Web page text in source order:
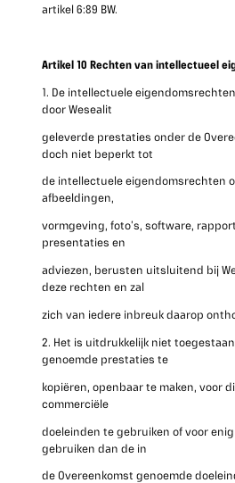
artikel 6:89 BW.
Artikel 10 Rechten van intellectueel
1. De intellectuele
door Wesealit
geleverde prestaties onder de
doch niet beperkt tot
de intellectuele eigendomsrechten
afbeeldingen,
vormgeving, foto’s, software,
presentaties en
adviezen, berusten uitsluitend bij
deze rechten en zal
zich van iedere inbreuk daarop
2. Het is uitdrukkelijk niet
genoemde prestaties te
kopiëren, openbaar te maken, voor
commerciële
doeleinden te gebruiken of voor
gebruiken dan de in
de Overeenkomst genoemde